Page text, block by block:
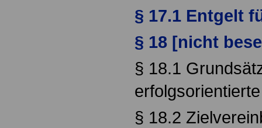
§ 17.1 Entgelt
§ 18 [nicht
§ 18.1
§ 18.2